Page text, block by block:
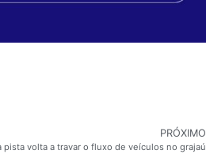
PRÓXIMO
volta a travar o fluxo de veículos no grajaú